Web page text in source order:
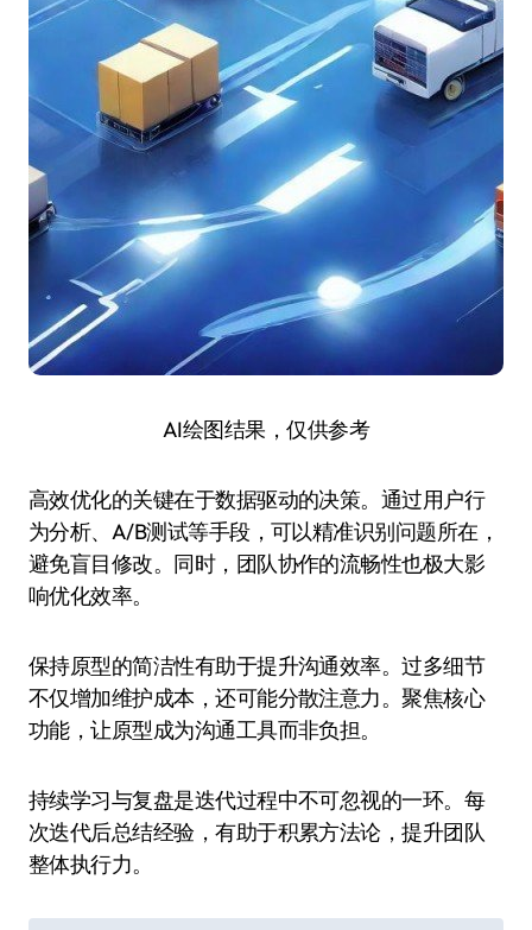
AI绘图结果，仅供参考
高效优化的关键在于数据驱动的决策。通过用户行
为分析、A/B测试等手段，可以精准识别问题所在，
避免盲目修改。同时，团队协作的流畅性也极大影
响优化效率。
保持原型的简洁性有助于提升沟通效率。过多细节
不仅增加维护成本，还可能分散注意力。聚焦核心
功能，让原型成为沟通工具而非负担。
持续学习与复盘是迭代过程中不可忽视的一环。每
次迭代后总结经验，有助于积累方法论，提升团队
整体执行力。